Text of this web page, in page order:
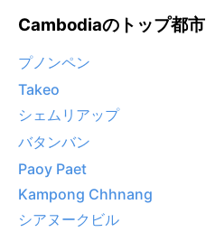
Cambodiaのトップ都市
プノンペン
Takeo
シェムリアップ
バタンバン
Paoy Paet
Kampong Chhnang
シアヌークビル